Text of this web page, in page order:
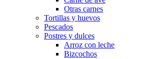
Otras carnes
Tortillas y huevos
Pescados
Postres y dulces
Arroz con leche
Bizcochos